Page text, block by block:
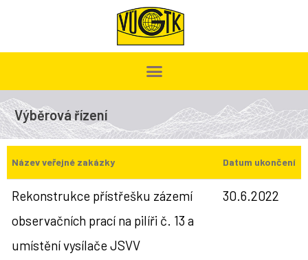
Výběrová řízení
Název veřejné zakázky Datum ukončení
Rekonstrukce přístřešku zázemí
observačních prací na pilíři č. 13 a
umístění vysílače JSVV
30.6.2022